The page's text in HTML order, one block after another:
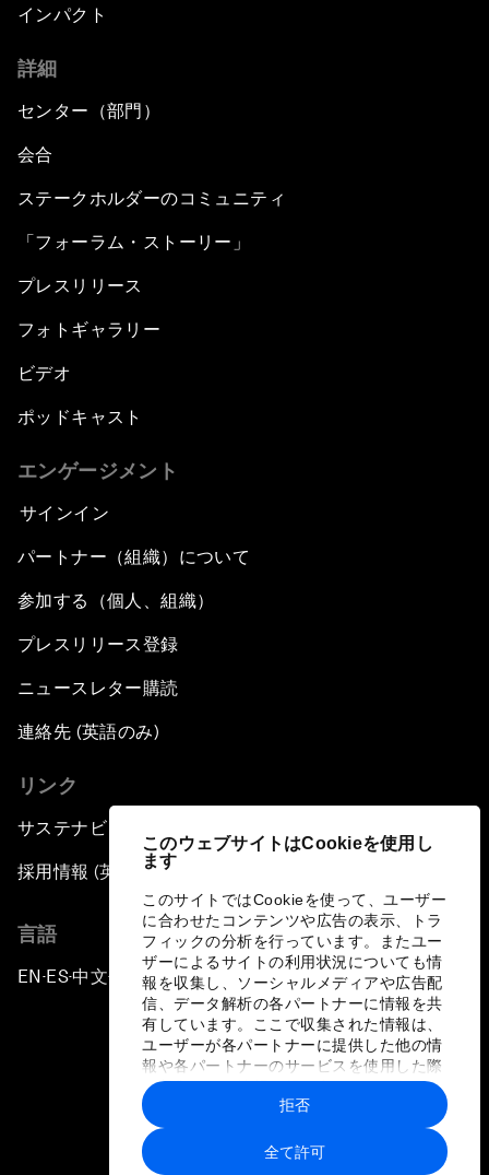
このウェブサイトはCookieを使用し
ます
このサイトではCookieを使って、ユーザー
に合わせたコンテンツや広告の表示、トラ
フィックの分析を行っています。またユー
ザーによるサイトの利用状況についても情
報を収集し、ソーシャルメディアや広告配
信、データ解析の各パートナーに情報を共
有しています。ここで収集された情報は、
ユーザーが各パートナーに提供した他の情
報や各パートナーのサービスを使用した際
に収集された情報と組み合わされ、各パー
トナーによって使用されることがありま
す。
全て許可
拒否
インパクト
詳細
センター（部門）
会合
ステークホルダーのコミュニティ
「フォーラム・ストーリー」
プレスリリース
フォトギャラリー
ビデオ
ポッドキャスト
エンゲージメント
サインイン
パートナー（組織）について
参加する（個人、組織）
プレスリリース登録
ニュースレター購読
連絡先 (英語のみ)
リンク
サステナビリティへの取り組み
採用情報 (英語のみ)
言語
EN ▪ES▪中文▪ 日本語
プライバシーポリシーと利用規約
サイトマップ